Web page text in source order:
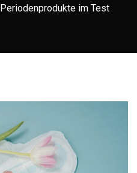
Periodenprodukte im Test